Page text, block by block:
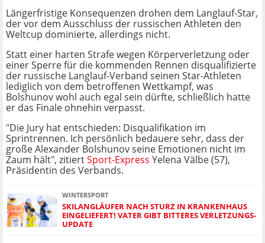
Längerfristige Konsequenzen drohen dem Langlauf-Star,
der vor dem Ausschluss der russischen Athleten den
Weltcup dominierte, allerdings nicht.
Statt einer harten Strafe wegen Körperverletzung oder
einer Sperre für die kommenden Rennen disqualifizierte
der russische Langlauf-Verband seinen Star-Athleten
lediglich von dem betroffenen Wettkampf, was
Bolshunov wohl auch egal sein dürfte, schließlich hatte
er das Finale ohnehin verpasst.
"Die Jury hat entschieden: Disqualifikation im
Sprintrennen. Ich persönlich bedauere sehr, dass der
große Alexander Bolshunov seine Emotionen nicht im
Zaum hält", zitiertSport-Express Yelena Välbe (57),
Präsidentin des Verbands.
WINTERSPORT
SKILANGLÄUFER NACH STURZ IN KRANKENHAUS
EINGELIEFERT! VATER GIBT BITTERES VERLETZUNGS-
UPDATE